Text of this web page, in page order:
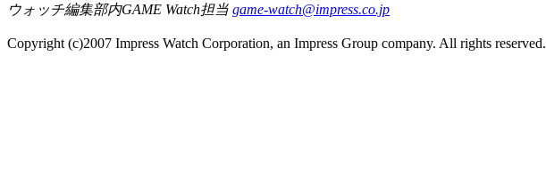
ウォッチ編集部内GAME Watch担当 game-watch@impress.co.jp
Copyright (c)2007 Impress Watch Corporation, an Impress Group company. All rights reserved.